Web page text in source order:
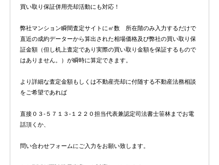
買い取り保証併用売却活動にも対応！
弊社マンション瞬間査定サイトに㎡数 所在階のみ入力するだけで
直近の成約データーから算出された相場価格及び弊社の買い取り保
証金額（但し机上査定であり実際の買い取り金額を保証するもので
はありません。）が瞬時に算定できます。
より詳細な査定金額もしくは不動産売却に付随する不動産法務相談
をご希望であれば
直接０３-５７１３-１２２０担当代表兼認定司法書士笹林までお電
話頂くか、
問い合わせフォームにご入力をお願い致します。